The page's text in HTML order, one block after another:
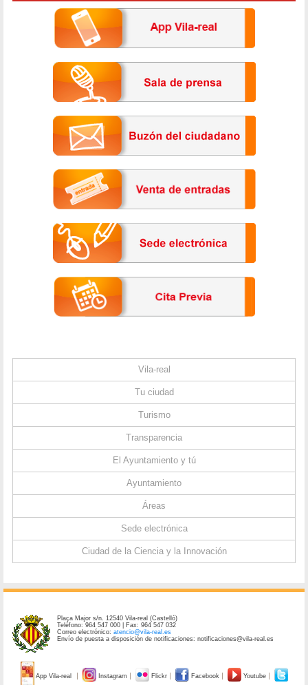
Vila-real
Tu ciudad
Turismo
Transparencia
El Ayuntamiento y tú
Ayuntamiento
Áreas
Sede electrónica
Ciudad de la Ciencia y la Innovación
Plaça Major s/n. 12540 Vila-real (Castelló)
Teléfono: 964 547 000 | Fax: 964 547 032
Correo electrónico:atencio@vila-real.es
Envío de puesta a disposición de notificaciones: notificaciones@vila-real.es
App Vila-real Instagram Flickr Facebook Youtube